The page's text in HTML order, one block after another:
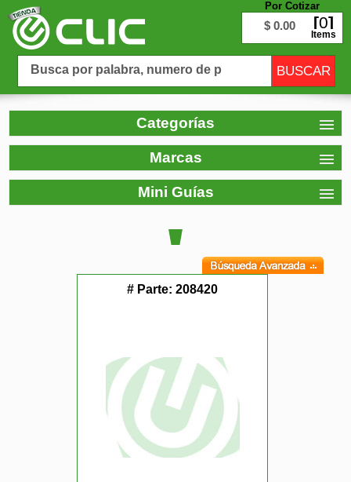
Por Cotizar
$ 0.00 0
Items
Categorías
Marcas
Mini Guías
# Parte: 208420